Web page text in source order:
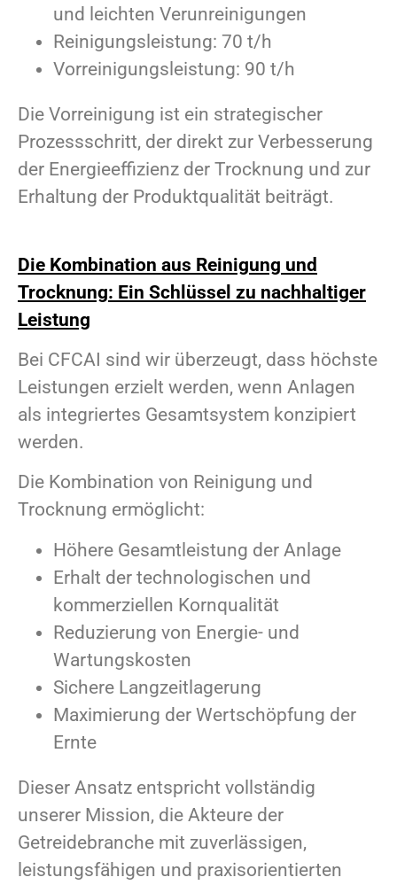
und leichten Verunreinigungen
Reinigungsleistung: 70 t/h
Vorreinigungsleistung: 90 t/h
Die Vorreinigung ist ein strategischer
Prozessschritt, der direkt zur Verbesserung
der Energieeffizienz der Trocknung und zur
Erhaltung der Produktqualität beiträgt.
Die Kombination aus Reinigung und
Trocknung: Ein Schlüssel zu nachhaltiger
Leistung
Bei CFCAI sind wir überzeugt, dass höchste
Leistungen erzielt werden, wenn Anlagen
als integriertes Gesamtsystem konzipiert
werden.
Die Kombination von Reinigung und
Trocknung ermöglicht:
Höhere Gesamtleistung der Anlage
Erhalt der technologischen und
kommerziellen Kornqualität
Reduzierung von Energie- und
Wartungskosten
Sichere Langzeitlagerung
Maximierung der Wertschöpfung der
Ernte
Dieser Ansatz entspricht vollständig
unserer Mission, die Akteure der
Getreidebranche mit zuverlässigen,
leistungsfähigen und praxisorientierten